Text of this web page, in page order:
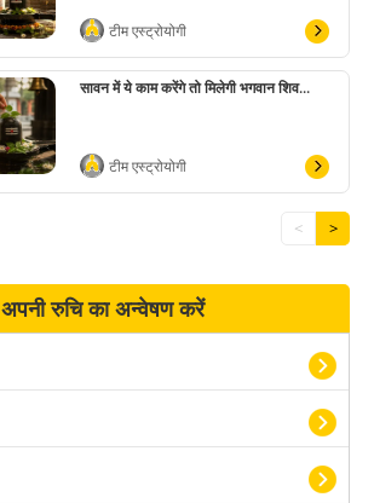
टीम एस्ट्रोयोगी
सावन में ये काम करेंगे तो मिलेगी भगवान शिव...
टीम एस्ट्रोयोगी
< >
अपनी रुचि का अन्वेषण करें